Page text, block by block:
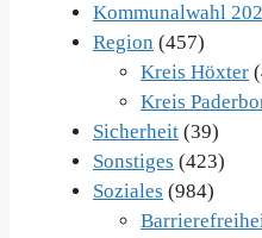
Kommunalwahl
Region (457)
Kreis Höxter
Kreis
Sicherheit (39)
Sonstiges (423)
Soziales (984)